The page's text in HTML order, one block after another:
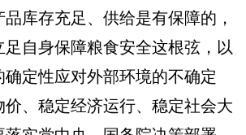
库存充足、供给是有保障的，
自身保障粮食安全这根弦，以
定性应对外部环境的不确定
、稳定经济运行、稳定社会大